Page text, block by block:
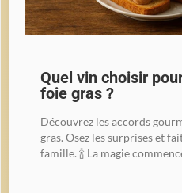
Quel vin choisir
foie gras ?
Découvrez les accords
gras. Osez les surprises et
famille. 🍾 La magie